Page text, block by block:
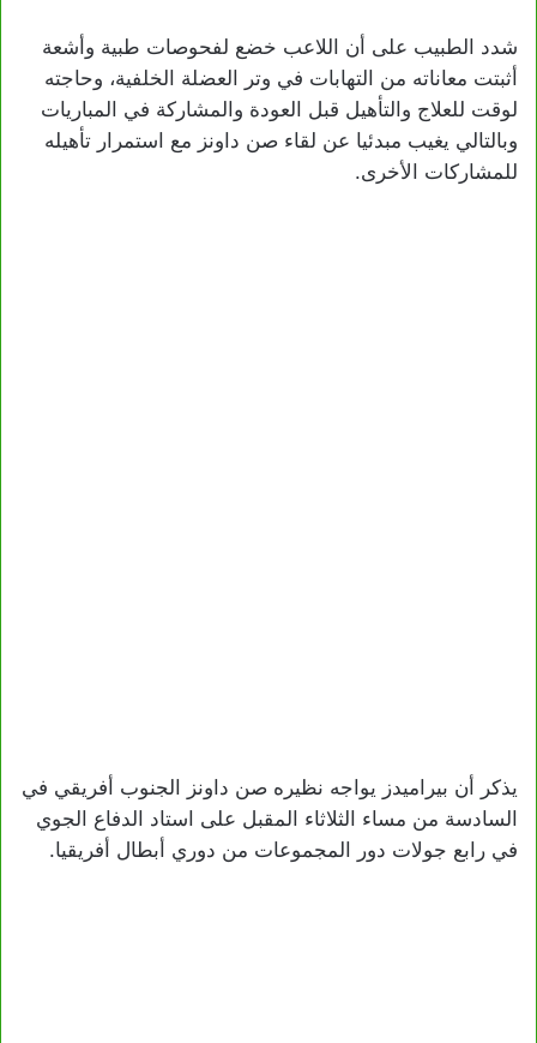
شدد الطبيب على أن اللاعب خضع لفحوصات طبية وأشعة
أثبتت معاناته من التهابات في وتر العضلة الخلفية، وحاجته
لوقت للعلاج والتأهيل قبل العودة والمشاركة في المباريات
وبالتالي يغيب مبدئيا عن لقاء صن داونز مع استمرار تأهيله
للمشاركات الأخرى.
يذكر أن بيراميدز يواجه نظيره صن داونز الجنوب أفريقي في
السادسة من مساء الثلاثاء المقبل على استاد الدفاع الجوي
في رابع جولات دور المجموعات من دوري أبطال أفريقيا.